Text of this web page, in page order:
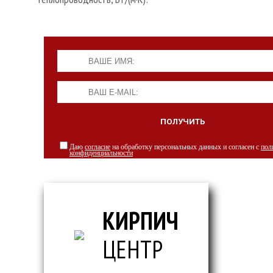
Даю согласие на обработку персональных данных и согласен с
конфиденциальности
КИРПИЧ
ЦЕНТР